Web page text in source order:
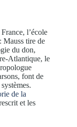
l’école
Mauss tire de
du don,
Atlantique, le
font de
de la
et les